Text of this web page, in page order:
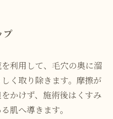
プ
利用して、毛穴の奥に溜
く取り除きます。摩擦が
かけず、施術後はくすみ
肌へ導きます。